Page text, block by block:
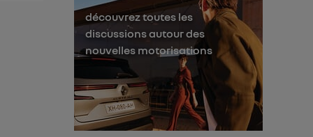
découvrez toutes les
discussions autour des
nouvelles motorisations